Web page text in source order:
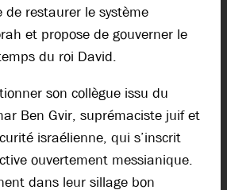
de restaurer le système
et propose de gouverner le
du roi David.
son collègue issu du
Ben Gvir, suprémaciste juif et
israélienne, qui s’inscrit
ouvertement messianique.
dans leur sillage bon